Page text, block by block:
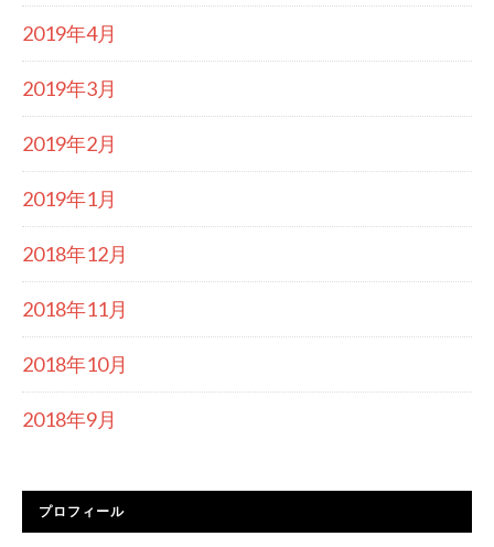
2019年4月
2019年3月
2019年2月
2019年1月
2018年12月
2018年11月
2018年10月
2018年9月
プロフィール